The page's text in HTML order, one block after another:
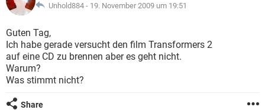
FACEBOOK HARDWARE
WHATSAPP
FACEBOOK
ANDROID IOS
WHATSAPP TIKTOK
FACEBOOK
SPIELE
ANDROID
WINDOWS 10 INSTAGRAM
WHATSAPP
Unhold884 - 19. November 2009 um 19:51
Guten Tag,
Ich habe gerade versucht den film Transformers 2
auf eine CD zu brennen aber es geht nicht.
Warum?
Was stimmt nicht?
Share